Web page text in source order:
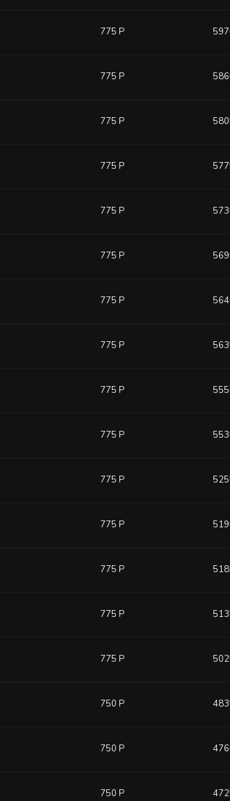
775 Р
775 Р
775 Р
775 Р
775 Р
775 Р
775 Р
775 Р
775 Р
775 Р
775 Р
775 Р
775 Р
775 Р
775 Р
750 Р
750 Р
750 Р